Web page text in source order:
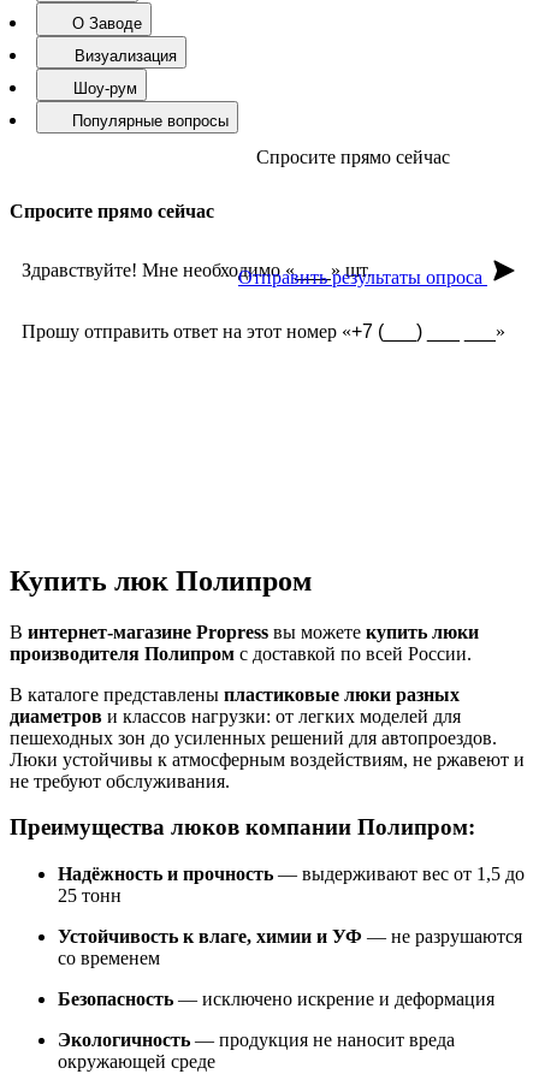
О Заводе
Визуализация
Шоу-рум
Популярные вопросы
Спросите прямо сейчас
Спросите прямо сейчас
Здравствуйте! Мне необходимо « » шт.
Прошу отправить ответ на этот номер « »
Отправить результаты опроса
Купить люк Полипром
В интернет-магазине Propress вы можете купить люки
производителя Полипром с доставкой по всей России.
В каталоге представлены пластиковые люки разных
диаметров и классов нагрузки: от легких моделей для
пешеходных зон до усиленных решений для автопроездов.
Люки устойчивы к атмосферным воздействиям, не ржавеют и
не требуют обслуживания.
Преимущества люков компании Полипром:
Надёжность и прочность — выдерживают вес от 1,5 до
25 тонн
Устойчивость к влаге, химии и УФ — не разрушаются
со временем
Безопасность — исключено искрение и деформация
Экологичность — продукция не наносит вреда
окружающей среде